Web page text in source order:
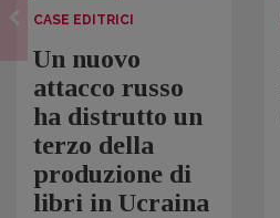
CASE EDITRICI
Un nuovo
attacco russo
ha distrutto un
terzo della
produzione di
libri in Ucraina